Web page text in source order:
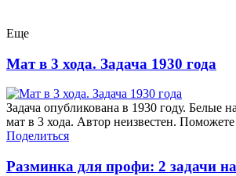
Еще
Мат в 3 хода. Задача 1930 года
Задача опубликована в 1930 году. Белые
мат в 3 хода. Автор неизвестен.
Поделиться
Разминка для профи: 2 задачи